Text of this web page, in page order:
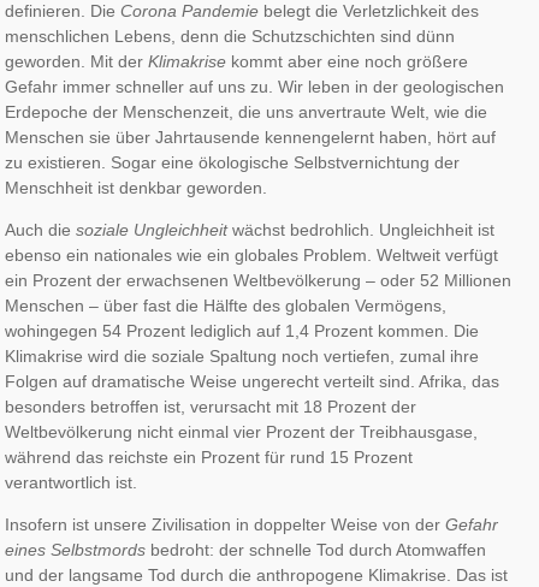
definieren. DieCorona Pandemie belegt die Verletzlichkeit des
menschlichen Lebens, denn die Schutzschichten sind dünn
geworden. Mit derKlimakrise kommt aber eine noch größere
Gefahr immer schneller auf uns zu. Wir leben in der geologischen
Erdepoche der Menschenzeit, die uns anvertraute Welt, wie die
Menschen sie über Jahrtausende kennengelernt haben, hört auf
zu existieren. Sogar eine ökologische Selbstvernichtung der
Menschheit ist denkbar geworden.
Auch diesoziale Ungleichheitwächst bedrohlich. Ungleichheit ist
ebenso ein nationales wie ein globales Problem. Weltweit verfügt
ein Prozent der erwachsenen Weltbevölkerung – oder 52 Millionen
Menschen – über fast die Hälfte des globalen Vermögens,
wohingegen 54 Prozent lediglich auf 1,4 Prozent kommen. Die
Klimakrise wird die soziale Spaltung noch vertiefen, zumal ihre
Folgen auf dramatische Weise ungerecht verteilt sind. Afrika, das
besonders betroffen ist, verursacht mit 18 Prozent der
Weltbevölkerung nicht einmal vier Prozent der Treibhausgase,
während das reichste ein Prozent für rund 15 Prozent
verantwortlich ist.
Insofern ist unsere Zivilisation in doppelter Weise von derGefahr
eines Selbstmords bedroht: der schnelle Tod durch Atomwaffen
und der langsame Tod durch die anthropogene Klimakrise. Das ist